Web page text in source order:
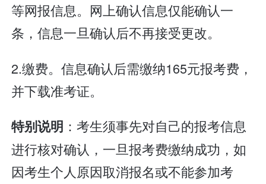
等网报信息。网上确认信息仅能确认一
条，信息一旦确认后不再接受更改。
2.缴费。信息确认后需缴纳165元报考费，
并下载准考证。
特别说明 ：考生须事先对自己的报考信息
进行核对确认，一旦报考费缴纳成功，如
因考生个人原因取消报名或不能参加考